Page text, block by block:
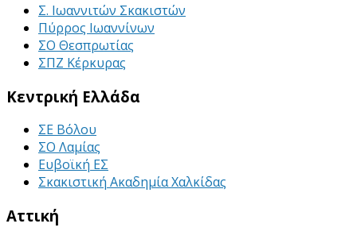
Σ. Ιωαννιτών Σκακιστών
Πύρρος Ιωαννίνων
ΣΟ Θεσπρωτίας
ΣΠΖ Κέρκυρας
Κεντρική Ελλάδα
ΣΕ Βόλου
ΣΟ Λαμίας
Ευβοϊκή ΕΣ
Σκακιστική Ακαδημία Χαλκίδας
Αττική